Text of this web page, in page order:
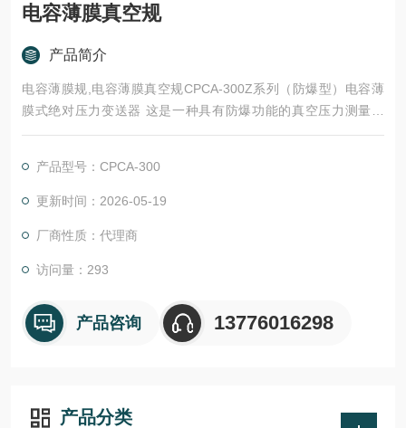
电容薄膜真空规
产品简介
电容薄膜规,电容薄膜真空规CPCA-300Z系列（防爆型）电容薄
膜式绝对压力变送器 这是一种具有防爆功能的真空压力测量仪
表，它可以在有爆炸性气体的场合被使用，它的隔爆等级为 llB T
其特点:准确度高、响应快，稳定可靠、可长期连续使用 、有优良
的抗过载能力、检测不受被测介质种类和成分的影响、有标准电
产品型号：CPCA-300
更新时间：2026-05-19
厂商性质：代理商
访问量：293
产品咨询 13776016298
产品分类